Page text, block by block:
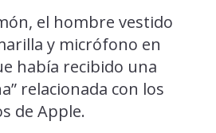
el hombre vestido
y micrófono en
había recibido una
relacionada con los
de Apple.